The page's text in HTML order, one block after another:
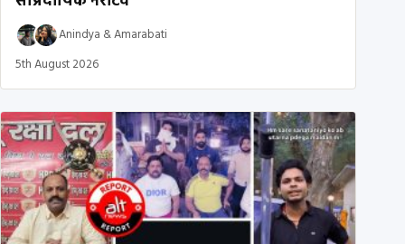
Anindya &Amarabati
5th August 2026